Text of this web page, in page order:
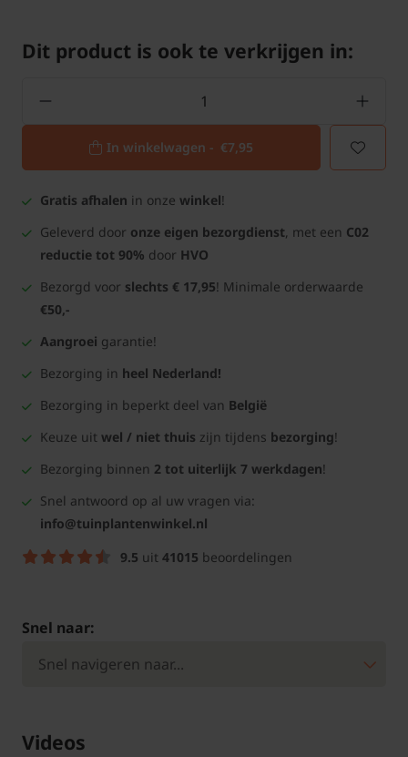
Dit product is ook te verkrijgen in:
In winkelwagen - €7,95
Gratis afhalen in onze winkel!
Geleverd door onze eigen bezorgdienst, met een C02
reductie tot 90% door HVO
Bezorgd voor slechts € 17,95! Minimale orderwaarde
€50,-
Aangroei garantie!
Bezorging in heel Nederland!
Bezorging in beperkt deel van België
Keuze uit wel / niet thuis zijn tijdens bezorging!
Bezorging binnen 2 tot uiterlijk 7 werkdagen!
Snel antwoord op al uw vragen via:
info@tuinplantenwinkel.nl
9.5 uit 41015 beoordelingen
Snel naar:
Videos